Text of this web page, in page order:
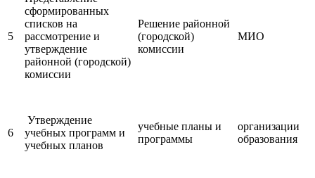
5
сформированных
списков на
рассмотрение и
утверждение
районной (городской)
комиссии
Решение районной
(городской)
комиссии
МИО
6
Утверждение
учебных программ и
учебных планов
учебные планы и
программы
организации
образования